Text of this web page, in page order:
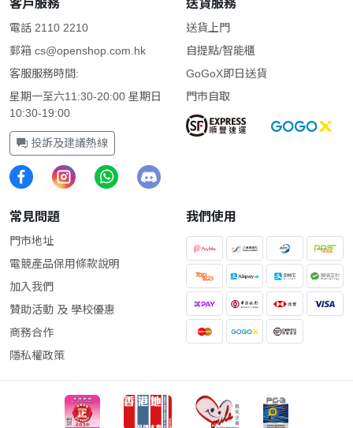
客戶服務
電話 2110 2210
郵箱 cs@openshop.com.hk
客服服務時間:
星期一至六11:30-20:00 星期日
10:30-19:00
投訴及建議熱線
送貨服務
送貨上門
自提點/智能櫃
GoGoX即日送貨
門市自取
常見問題
門市地址
電競產品保用條款說明
加入我們
贊助活動 及 學校優惠
商務合作
隱私權政策
我們使用